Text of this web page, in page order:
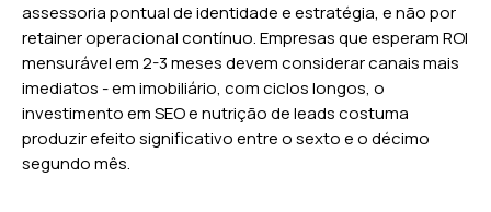
assessoria pontual de identidade e estratégia, e não por
retainer operacional contínuo. Empresas que esperam ROI
mensurável em 2-3 meses devem considerar canais mais
imediatos - em imobiliário, com ciclos longos, o
investimento em SEO e nutrição de leads costuma
produzir efeito significativo entre o sexto e o décimo
segundo mês.